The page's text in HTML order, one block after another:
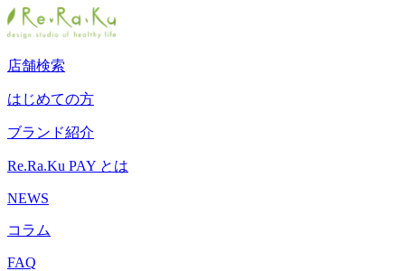
店舗検索
はじめての方
ブランド紹介
Re.Ra.Ku PAY とは
NEWS
コラム
FAQ